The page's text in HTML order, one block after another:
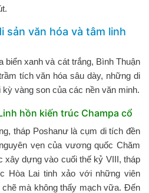
sản văn hóa và tâm linh
xanh và cát trắng, Bình Thuận
tích văn hóa sâu dày, những di
vàng son của các nền văn minh.
hồn kiến trúc Champa cổ
tháp Poshanư là cụm di tích đền
vẹn của vương quốc Chăm
dựng vào cuối thế kỷ VIII, tháp
Hòa Lai tinh xảo với những viên
mà không thấy mạch vữa. Đến